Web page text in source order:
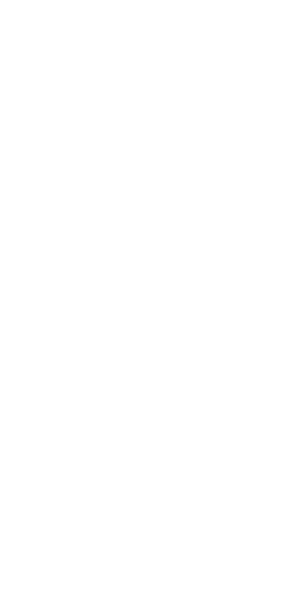
and see latest updates, news, information In Chandpur.